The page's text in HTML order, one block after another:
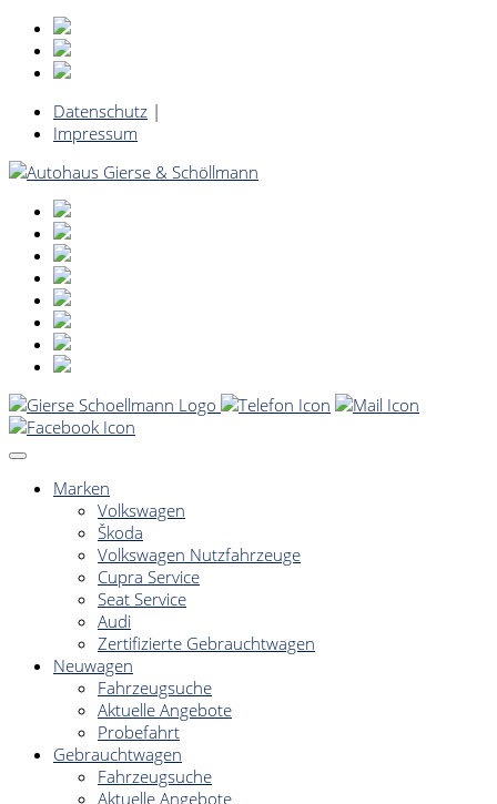
Datenschutz |
Impressum
Marken
Volkswagen
Škoda
Volkswagen Nutzfahrzeuge
Cupra Service
Seat Service
Audi
Zertifizierte Gebrauchtwagen
Neuwagen
Fahrzeugsuche
Aktuelle Angebote
Probefahrt
Gebrauchtwagen
Fahrzeugsuche
Aktuelle Angebote